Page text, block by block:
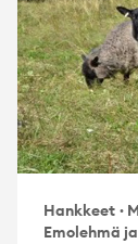
Hankkeet ·
Emolehmä